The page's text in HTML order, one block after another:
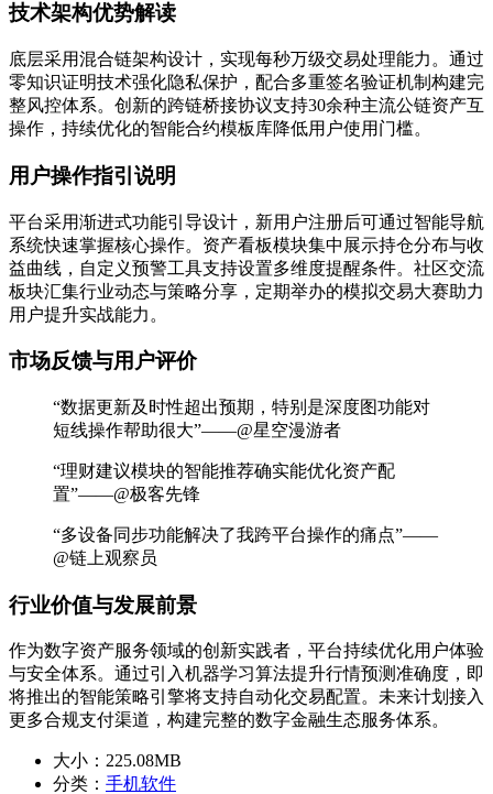
技术架构优势解读
底层采用混合链架构设计，实现每秒万级交易处理能力。通过
零知识证明技术强化隐私保护，配合多重签名验证机制构建完
整风控体系。创新的跨链桥接协议支持30余种主流公链资产互
操作，持续优化的智能合约模板库降低用户使用门槛。
用户操作指引说明
平台采用渐进式功能引导设计，新用户注册后可通过智能导航
系统快速掌握核心操作。资产看板模块集中展示持仓分布与收
益曲线，自定义预警工具支持设置多维度提醒条件。社区交流
板块汇集行业动态与策略分享，定期举办的模拟交易大赛助力
用户提升实战能力。
市场反馈与用户评价
“数据更新及时性超出预期，特别是深度图功能对
短线操作帮助很大”——@星空漫游者
“理财建议模块的智能推荐确实能优化资产配
置”——@极客先锋
“多设备同步功能解决了我跨平台操作的痛点”——
@链上观察员
行业价值与发展前景
作为数字资产服务领域的创新实践者，平台持续优化用户体验
与安全体系。通过引入机器学习算法提升行情预测准确度，即
将推出的智能策略引擎将支持自动化交易配置。未来计划接入
更多合规支付渠道，构建完整的数字金融生态服务体系。
大小： 225.08MB
分类： 手机软件